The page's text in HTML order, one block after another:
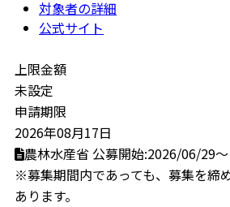
対象者の詳細
公式サイト
上限金額
未設定
申請期限
2026年08月17日
農林水産省 公募開始:2026/06/29～
※募集期間内であっても、募集を締
あります。